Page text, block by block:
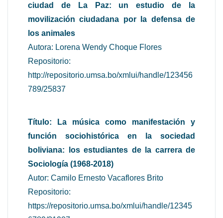
ciudad de La Paz: un estudio de la
movilización ciudadana por la defensa de
los animales
Autora: Lorena Wendy Choque Flores
Repositorio:
http://repositorio.umsa.bo/xmlui/handle/123456
789/25837
Título: La música como manifestación y
función sociohistórica en la sociedad
boliviana: los estudiantes de la carrera de
Sociología (1968-2018)
Autor: Camilo Ernesto Vacaflores Brito
Repositorio:
https://repositorio.umsa.bo/xmlui/handle/12345